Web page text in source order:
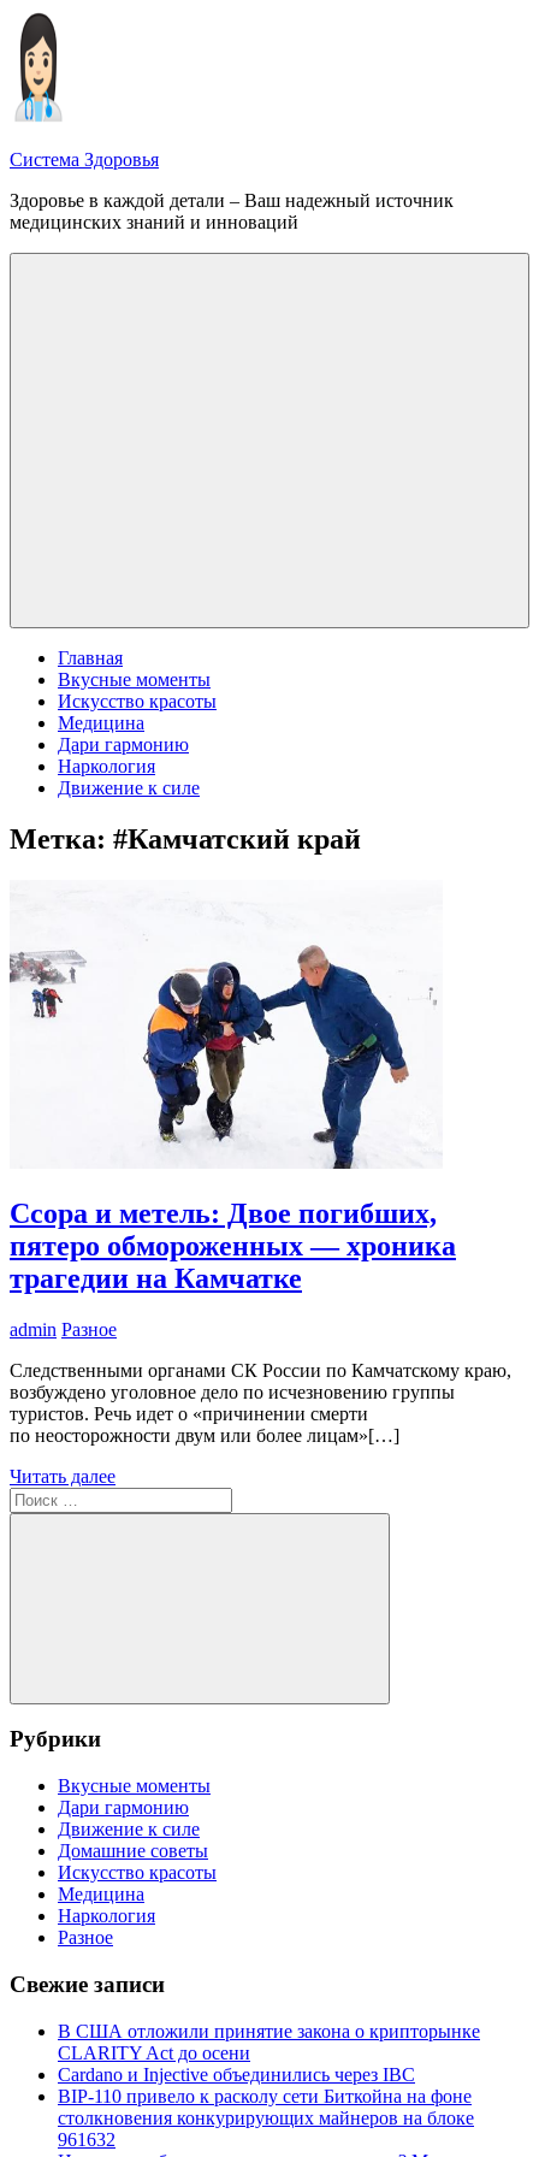
Перейти
содержимому
Система Здоровья
Здоровье в каждой детали – Ваш надежный источник
медицинских знаний и инноваций
Главная
Вкусные моменты
Искусство красоты
Медицина
Дари гармонию
Наркология
Движение к силе
Метка: #Камчатский край
Ссора и метель: Двое погибших,
пятеро обмороженных — хроника
трагедии на Камчатке
admin Разное
Следственными органами СК России по Камчатскому краю,
возбуждено уголовное дело по исчезновению группы
туристов. Речь идет о «причинении смерти
по неосторожности двум или более лицам»[…]
Читать далее
Поиск
для:
Поиск
Рубрики
Вкусные моменты
Дари гармонию
Движение к силе
Домашние советы
Искусство красоты
Медицина
Наркология
Разное
Свежие записи
В США отложили принятие закона о крипторынке
CLARITY Act до осени
Cardano и Injective объединились через IBC
BIP-110 привело к расколу сети Биткойна на фоне
столкновения конкурирующих майнеров на блоке
961632